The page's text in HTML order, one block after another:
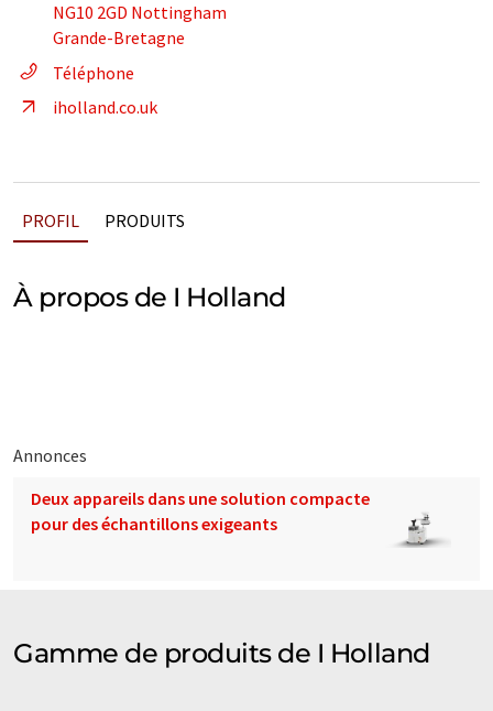
NG10 2GD Nottingham
Grande-Bretagne
Téléphone
iholland.co.uk
PROFIL PRODUITS
À propos de I Holland
Annonces
Deux appareils dans une solution compacte
pour des échantillons exigeants
Gamme de produits de I Holland